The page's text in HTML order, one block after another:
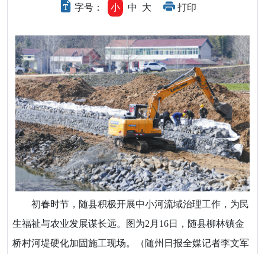
字号：
小 中 大 打印
初春时节，随县积极开展中小河流域治理工作，为民
生福祉与农业发展谋长远。图为2月16日，随县柳林镇金
桥村河堤硬化加固施工现场。（随州日报全媒记者李文军